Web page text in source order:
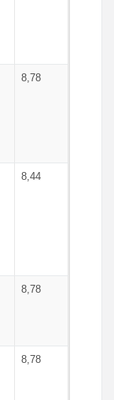
8,78
8,44
8,78
8,78